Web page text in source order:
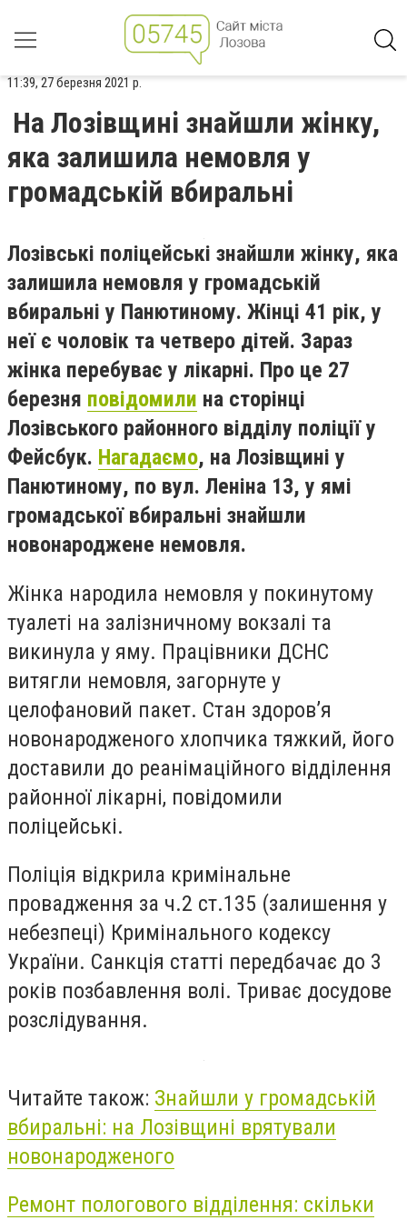
11:39, 27 березня 2021 р.
На Лозівщині знайшли жінку,
яка залишила немовля у
громадській вбиральні
Лозівські поліцейські знайшли жінку, яка
залишила немовля у громадській
вбиральні у Панютиному. Жінці 41 рік, у
неї є чоловік та четверо дітей. Зараз
жінка перебуває у лікарні. Про це 27
березня повідомили на сторінці
Лозівського районного відділу поліції у
Фейсбук. Нагадаємо, на Лозівщині у
Панютиному, по вул. Леніна 13, у ямі
громадської вбиральні знайшли
новонароджене немовля.
Жінка народила немовля у покинутому
туалеті на залізничному вокзалі та
викинула у яму. Працівники ДСНС
витягли немовля, загорнуте у
целофановий пакет. Стан здоров’я
новонародженого хлопчика тяжкий, його
доставили до реанімаційного відділення
районної лікарні, повідомили
поліцейські.
Поліція відкрила кримінальне
провадження за ч.2 ст.135 (залишення у
небезпеці) Кримінального кодексу
України. Санкція статті передбачає до 3
років позбавлення волі. Триває досудове
розслідування.
Читайте також: Знайшли у громадській
вбиральні: на Лозівщині врятували
новонародженого
Ремонт пологового відділення: скільки